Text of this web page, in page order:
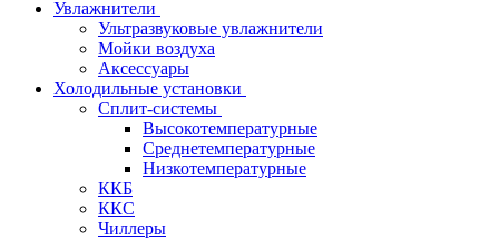
Увлажнители
Ультразвуковые увлажнители
Мойки воздуха
Аксессуары
Холодильные установки
Сплит-системы
Высокотемпературные
Среднетемпературные
Низкотемпературные
ККБ
ККС
Чиллеры